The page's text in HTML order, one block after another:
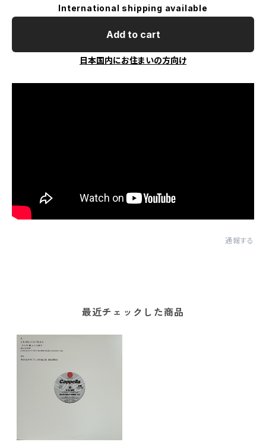
International shipping available
Add to cart
日本国内にお住まいの方向け
通報する
最近チェックした商品